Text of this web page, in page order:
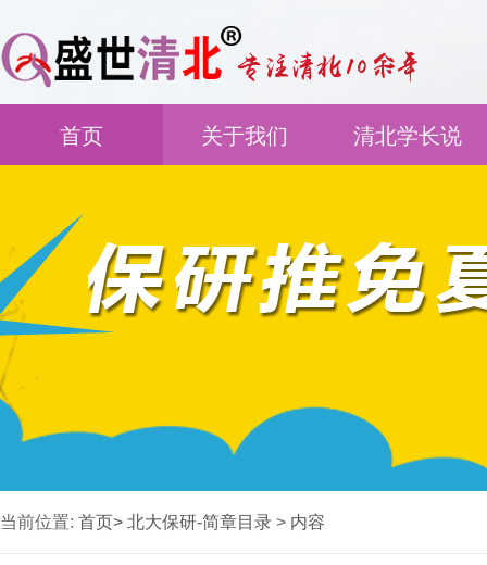
首页 关于我们 清北学长说
当前位置: 首页> 北大保研-简章目录 > 内容